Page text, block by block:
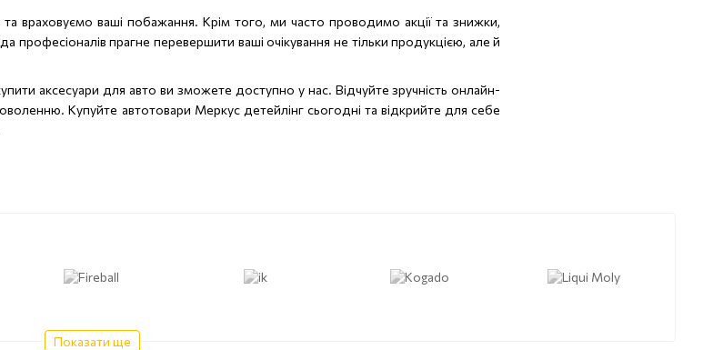
враховуємо ваші побажання. Крім того, ми часто проводимо акції та знижки,
прагне перевершити ваші очікування не тільки продукцією, але й
аксесуари для авто ви зможете доступно у нас. Відчуйте зручність онлайн-
Купуйте автотовари Меркус детейлінг сьогодні та відкрийте для себе
Показати ще